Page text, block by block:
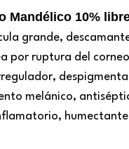
Mandélico 10%
grande,
por ruptura del
melánico,